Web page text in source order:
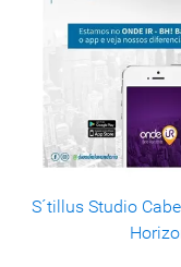
S´tillus Studio